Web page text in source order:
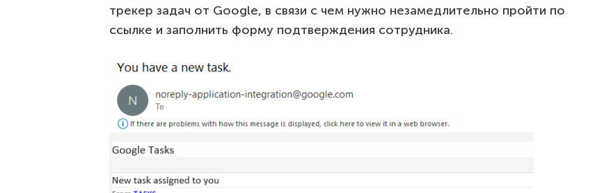
трекер задач от Google, в связи с чем нужно незамедлительно пройти по
ссылке и заполнить форму подтверждения сотрудника.